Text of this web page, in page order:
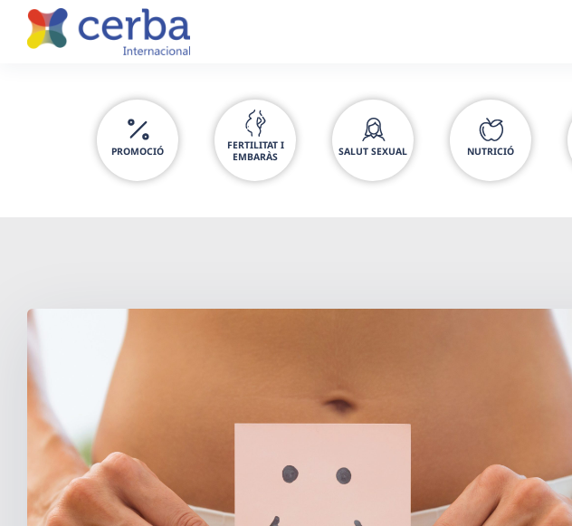
content
PROMOCIÓ
FERTILITAT I
EMBARÀS
SALUT SEXUAL NUTRICIÓ